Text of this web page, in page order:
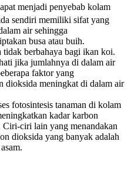
menjadi penyebab kolam
sendiri memiliki sifat yang
air sehingga
busa atau buih.
tidak berbahaya bagi ikan koi.
jika jumlahnya di dalam air
faktor yang
dioksida meningkat di dalam air
fotosintesis tanaman di kolam
kadar karbon
ciri lain yang menandakan
dioksida yang banyak adalah